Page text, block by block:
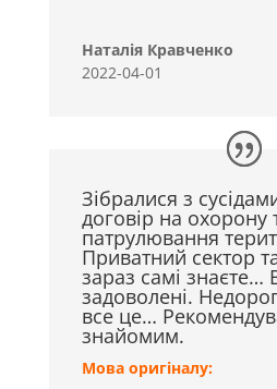
Наталія Кравченко
2022-04-01
Зібралися з
договір на охорону
патрулювання
Приватний сектор
зараз самі знаєте…
задоволені.
все це…
знайомим.
Мова оригіналу: